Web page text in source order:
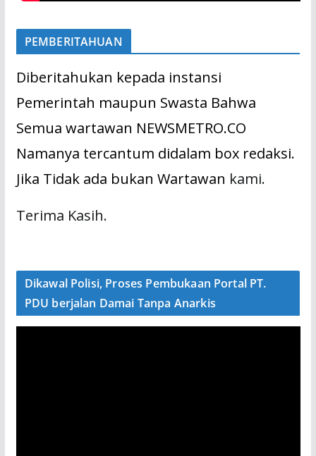
PEMBERITAHUAN
Diberitahukan kepada instansi
Pemerintah maupun Swasta Bahwa
Semua wartawan NEWSMETRO.CO
Namanya tercantum didalam box redaksi.
Jika Tidak ada bukan Wartawan kami.
Terima Kasih.
Dikawal Polisi, Proses Pembukaan Portal PT.
PDU berjalan Damai Tanpa Anarkis